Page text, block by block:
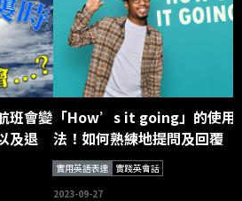
班會變
及退
「How’s it going」的使用
法！如何熟練地提問及回覆
實用英語表達 實踐英會話
2023-09-27